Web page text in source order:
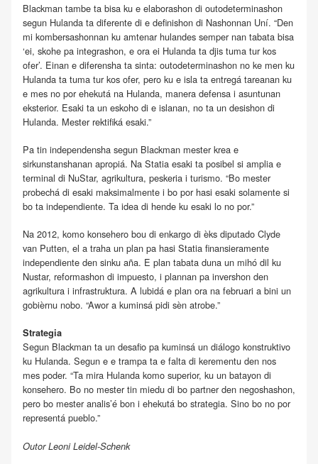
Blackman tambe ta bisa ku e elaborashon di outodeterminashon
segun Hulanda ta diferente di e definishon di Nashonnan Uní. “Den
mi kombersashonnan ku amtenar hulandes semper nan tabata bisa
‘ei, skohe pa integrashon, e ora ei Hulanda ta djis tuma tur kos
ofer’. Einan e diferensha ta sinta: outodeterminashon no ke men ku
Hulanda ta tuma tur kos ofer, pero ku e isla ta entregá tareanan ku
e mes no por ehekutá na Hulanda, manera defensa i asuntunan
eksterior. Esaki ta un eskoho di e islanan, no ta un desishon di
Hulanda. Mester rektifiká esaki.”
Pa tin independensha segun Blackman mester krea e
sirkunstanshanan apropiá. Na Statia esaki ta posibel si amplia e
terminal di NuStar, agrikultura, peskeria i turismo. “Bo mester
probechá di esaki maksimalmente i bo por hasi esaki solamente si
bo ta independiente. Ta idea di hende ku esaki lo no por.”
Na 2012, komo konsehero bou di enkargo di èks diputado Clyde
van Putten, el a traha un plan pa hasi Statia finansieramente
independiente den sinku aña. E plan tabata duna un mihó dil ku
Nustar, reformashon di impuesto, i plannan pa invershon den
agrikultura i infrastruktura. A lubidá e plan ora na februari a bini un
gobièrnu nobo. “Awor a kuminsá pidi sèn atrobe.”
Strategia
Segun Blackman ta un desafio pa kuminsá un diálogo konstruktivo
ku Hulanda. Segun e e trampa ta e falta di kerementu den nos
mes poder. “Ta mira Hulanda komo superior, ku un batayon di
konsehero. Bo no mester tin miedu di bo partner den negoshashon,
pero bo mester analis’é bon i ehekutá bo strategia. Sino bo no por
representá pueblo.”
Outor Leoni Leidel-Schenk